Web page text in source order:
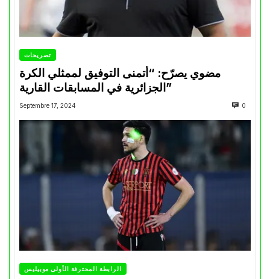
تصريحات
مضوي يصرّح: “أتمنى التوفيق لممثلي الكرة
الجزائرية في المسابقات القارية”
Septembre 17, 2024 0
الرابطة المحترفة الأولى موبيليس